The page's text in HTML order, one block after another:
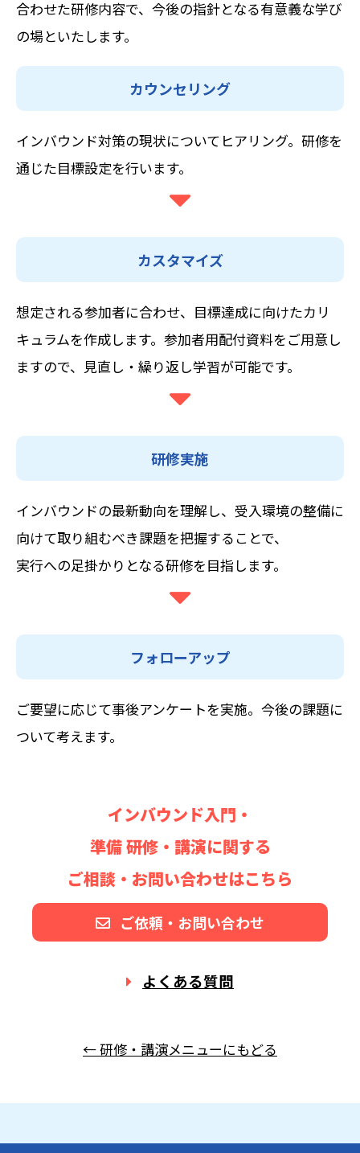
合わせた研修内容で、今後の指針となる有意義な学び
の場といたします。
カウンセリング
インバウンド対策の現状についてヒアリング。研修を
通じた目標設定を行います。
カスタマイズ
想定される参加者に合わせ、目標達成に向けたカリ
キュラムを作成します。参加者用配付資料をご用意し
ますので、見直し・繰り返し学習が可能です。
研修実施
インバウンドの最新動向を理解し、受入環境の整備に
向けて取り組むべき課題を把握することで、
実行への足掛かりとなる研修を目指します。
フォローアップ
ご要望に応じて事後アンケートを実施。今後の課題に
ついて考えます。
インバウンド入門・
準備 研修・講演に関する
ご相談・お問い合わせはこちら
ご依頼・お問い合わせ
よくある質問
← 研修・講演メニューにもどる